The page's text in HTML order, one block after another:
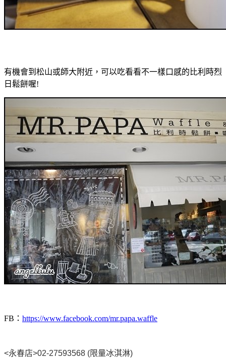
有機會到松山或師大附近，可以吃看看不一樣口感的比利時烈
日鬆餅喔!
FB： https://www.facebook.com/mr.papa.waffle
<永春店>02-27593568 (限量冰淇淋)